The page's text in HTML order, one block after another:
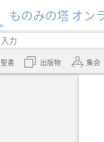
ものみの塔 オン
聖書 出版物 集会